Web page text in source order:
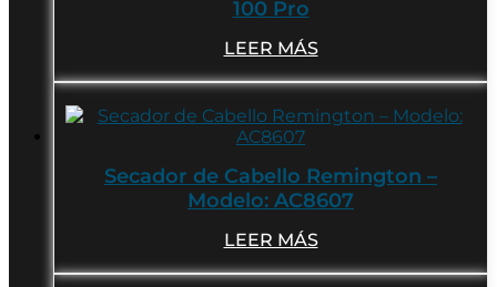
100 Pro
LEER MÁS
Secador de Cabello Remington –
Modelo: AC8607
LEER MÁS